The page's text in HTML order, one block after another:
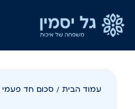
עמוד הבית / סכום חד פעמי